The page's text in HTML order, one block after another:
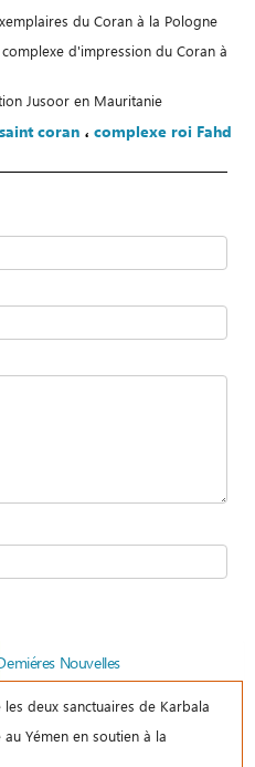
du Coran à la Pologne
d'impression du Coran à
Jusoor en Mauritanie
coran ، complexe roi Fahd
Nouvelles
deux sanctuaires de Karbala
Yémen en soutien à la